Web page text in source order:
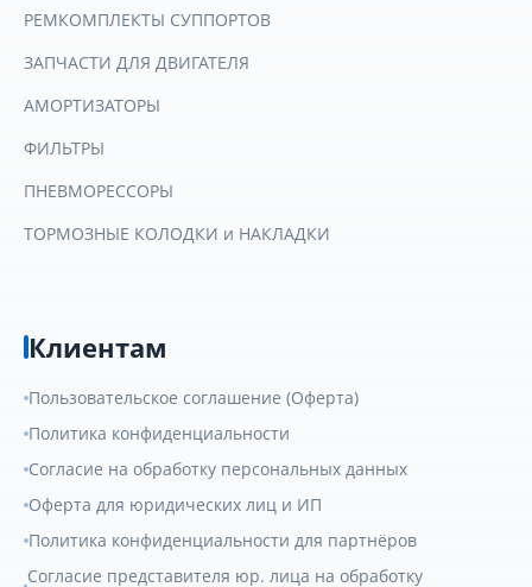
РЕМКОМПЛЕКТЫ СУППОРТОВ
ЗАПЧАСТИ ДЛЯ ДВИГАТЕЛЯ
АМОРТИЗАТОРЫ
ФИЛЬТРЫ
ПНЕВМОРЕССОРЫ
ТОРМОЗНЫЕ КОЛОДКИ и НАКЛАДКИ
Клиентам
Пользовательское соглашение (Оферта)
Политика конфиденциальности
Согласие на обработку персональных данных
Оферта для юридических лиц и ИП
Политика конфиденциальности для партнёров
Согласие представителя юр. лица на обработку